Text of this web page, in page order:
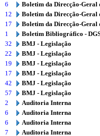
6
Boletim da Direcção-Geral
12
Boletim da Direcção-Geral
17
Boletim da Direcção-Geral
1
Boletim Bibliográfico -
32
BMJ - Legislação
22
BMJ - Legislação
19
BMJ - Legislação
17
BMJ - Legislação
42
BMJ - Legislação
57
BMJ - Legislação
2
Auditoria Interna
6
Auditoria Interna
6
Auditoria Interna
7
Auditoria Interna